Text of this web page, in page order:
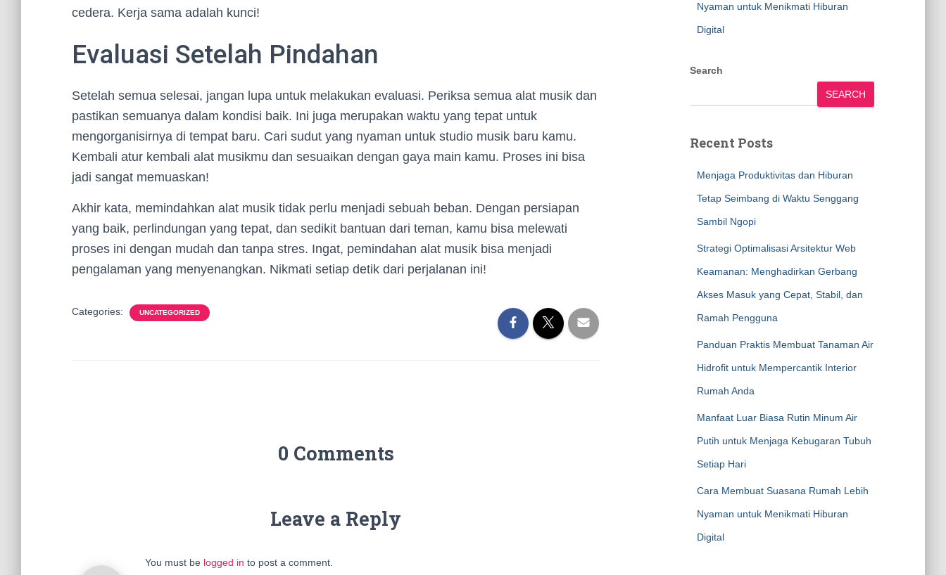
cedera. Kerja sama adalah kunci!
Evaluasi Setelah Pindahan
Setelah semua selesai, jangan lupa untuk melakukan evaluasi. Periksa semua alat musik dan
pastikan semuanya dalam kondisi baik. Ini juga merupakan waktu yang tepat untuk
mengorganisirnya di tempat baru. Cari sudut yang nyaman untuk studio musik baru kamu.
Kembali atur kembali alat musikmu dan sesuaikan dengan gaya main kamu. Proses ini bisa
jadi sangat memuaskan!
Akhir kata, memindahkan alat musik tidak perlu menjadi sebuah beban. Dengan persiapan
yang baik, perlindungan yang tepat, dan sedikit bantuan dari teman, kamu bisa melewati
proses ini dengan mudah dan tanpa stres. Ingat, pemindahan alat musik bisa menjadi
pengalaman yang menyenangkan. Nikmati setiap detik dari perjalanan ini!
Categories: UNCATEGORIZED
0 Comments
Leave a Reply
You must be logged in to post a comment.
Nyaman untuk Menikmati Hiburan
Digital
Search
SEARCH
Recent Posts
Menjaga Produktivitas dan Hiburan
Tetap Seimbang di Waktu Senggang
Sambil Ngopi
Strategi Optimalisasi Arsitektur Web
Keamanan: Menghadirkan Gerbang
Akses Masuk yang Cepat, Stabil, dan
Ramah Pengguna
Panduan Praktis Membuat Tanaman Air
Hidrofit untuk Mempercantik Interior
Rumah Anda
Manfaat Luar Biasa Rutin Minum Air
Putih untuk Menjaga Kebugaran Tubuh
Setiap Hari
Cara Membuat Suasana Rumah Lebih
Nyaman untuk Menikmati Hiburan
Digital